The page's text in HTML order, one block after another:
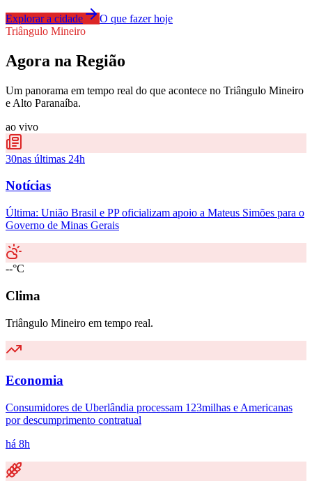
Explorar a cidade
O que fazer hoje
Triângulo Mineiro
Agora na Região
Um panorama em tempo real do que acontece no Triângulo Mineiro
e Alto Paranaíba.
ao vivo
30nas últimas 24h
Notícias
Última: União Brasil e PP oficializam apoio a Mateus Simões para o
Governo de Minas Gerais
--°C
Clima
Triângulo Mineiro em tempo real.
Economia
Consumidores de Uberlândia processam 123milhas e Americanas
por descumprimento contratual
há 8h